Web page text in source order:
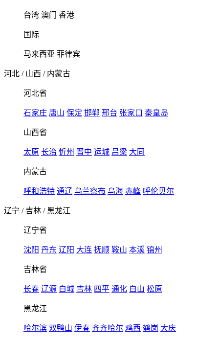
台湾 澳门 香港
国际
马来西亚 菲律宾
河北 / 山西 / 内蒙古
河北省
石家庄 唐山 保定 邯郸 邢台 张家口 秦皇岛
山西省
太原 长治 忻州 晋中 运城 吕梁 大同
内蒙古
呼和浩特 通辽 乌兰察布 乌海 赤峰 呼伦贝尔
辽宁 / 吉林 /黑龙江
辽宁省
沈阳 丹东 辽阳 大连 抚顺 鞍山 本溪 锦州
吉林省
长春 辽源 白城 吉林 四平 通化 白山 松原
黑龙江
哈尔滨 双鸭山 伊春 齐齐哈尔 鸡西 鹤岗 大庆